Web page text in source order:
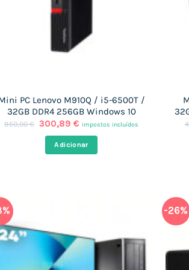
PC Lenovo M910Q / i5-6500T /
32GB DDR4 256GB Windows 10
850,00€ O
original
era:
300,89 €O
preço
atual
é:
impostos incluídos
Adicionar
-26%